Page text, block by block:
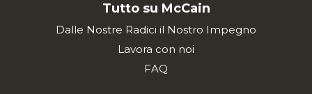
Tutto su McCain
Dalle Nostre Radici il Nostro Impegno
Lavora con noi
FAQ